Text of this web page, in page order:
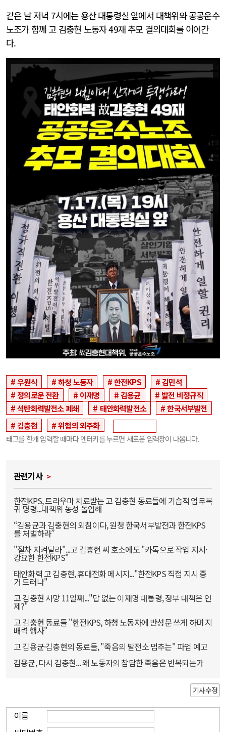
같은 날 저녁 7시에는 용산 대통령실 앞에서 대책위와 공공운수
노조가 함께 고 김충현 노동자 49재 추모 결의대회를 이어간
다.
우원식 하청 노동자 한전KPS
김민석
정의로운 전환
이재명 김용균
발전 비정규직
석탄화력발전소 폐쇄
태안화력발전소
한국서부발전
김충현
위험의 외주화
태그를 한개 입력할 때마다 엔터키를 누르면 새로운 입력창이 나옵니다.
관련기사
한전KPS, 트라우마 치료받는 고 김충현 동료들에 기습적 업무복
귀 명령...대책위 농성 돌입해
“김용균과 김충현의 외침이다, 원청 한국서부발전과 한전KPS
를 처벌하라”
"절차 지켜달라"...고 김충현 씨 호소에도 "카톡으로 작업 지시·
강요한 한전KPS"
태안화력 고 김충현, 휴대전화 메시지..."한전KPS 직접 지시 증
거 드러나"
고 김충현 사망 11일째..."답 없는 이재명 대통령, 정부 대책은 언
제?"
고 김충현 동료들 "한전KPS, 하청 노동자에 반성문 쓰게 하며 지
배력 행사"
고 김용균·김충현의 동료들, "죽음의 발전소 멈추는" 파업 예고
김용균, 다시 김충현... 왜 노동자의 참담한 죽음은 반복되는가
기사수정
이름